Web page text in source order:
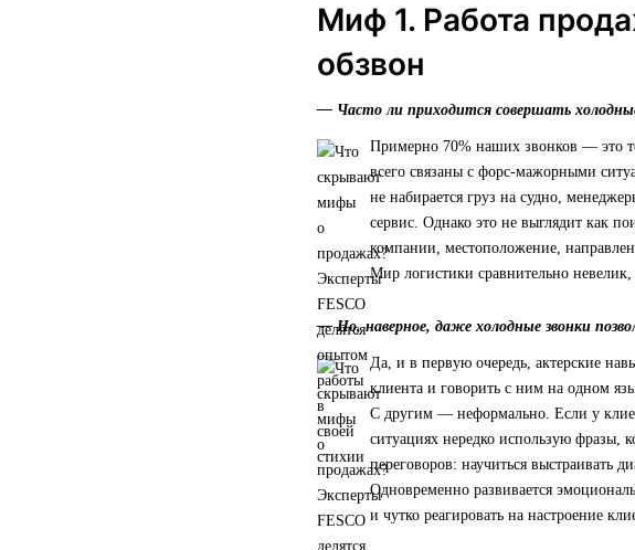
Миф 1. Работа
обзвон
— Часто ли приходится совершать
Примерно 70% наших звонков — это
всего связаны с форс-мажорными
не набирается груз на судно,
сервис. Однако это не выглядит как
компании, местоположение,
Мир логистики сравнительно
— Но, наверное, даже холодные звонки
Да, и в первую очередь, актерские
клиента и говорить с ним на одном
С другим — неформально. Если у
ситуациях нередко использую фразы,
переговоров: научиться выстраивать
Одновременно развивается
и чутко реагировать на настроение